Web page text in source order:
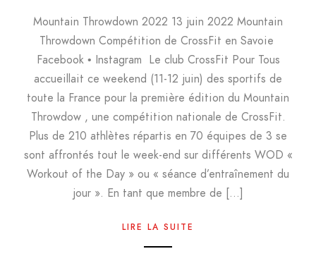
Mountain Throwdown 2022 13 juin 2022 Mountain
Throwdown Compétition de CrossFit en Savoie
Facebook • Instagram Le club CrossFit Pour Tous
accueillait ce weekend (11-12 juin) des sportifs de
toute la France pour la première édition du Mountain
Throwdow , une compétition nationale de CrossFit.
Plus de 210 athlètes répartis en 70 équipes de 3 se
sont affrontés tout le week-end sur différents WOD «
Workout of the Day » ou « séance d’entraînement du
jour ». En tant que membre de […]
LIRE LA SUITE